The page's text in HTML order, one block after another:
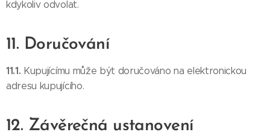
kdykoliv odvolat.
11. Doručování
11.1. Kupujícímu může být doručováno na elektronickou
adresu kupujícího.
12. Závěrečná ustanovení